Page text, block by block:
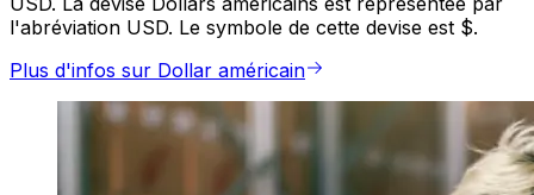
l'abréviation USD. Le symbole de cette devise est $.
Plus d'infos sur Dollar américain